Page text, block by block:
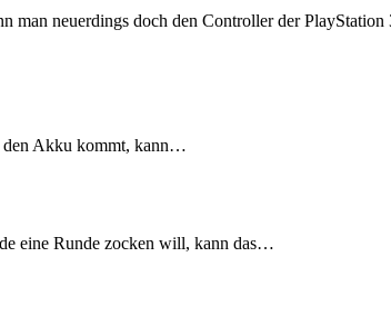
man neuerdings doch den Controller der
den Akku kommt, kann…
eine Runde zocken will, kann das…